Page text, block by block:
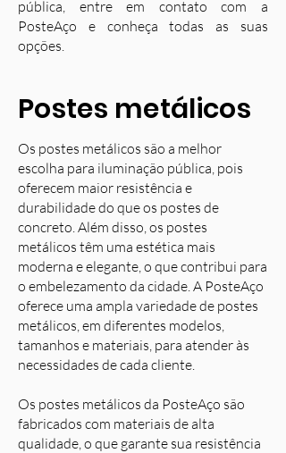
pública, entre em contato com a
PosteAço e conheça todas as suas
opções.
Postes metálicos
Os postes metálicos são a melhor
escolha para iluminação pública, pois
oferecem maior resistência e
durabilidade do que os postes de
concreto. Além disso, os postes
metálicos têm uma estética mais
moderna e elegante, o que contribui para
o embelezamento da cidade. A PosteAço
oferece uma ampla variedade de postes
metálicos, em diferentes modelos,
tamanhos e materiais, para atender às
necessidades de cada cliente.
Os postes metálicos da PosteAço são
fabricados com materiais de alta
qualidade, o que garante sua resistência